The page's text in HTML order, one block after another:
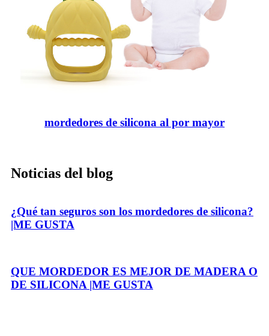
mordedores de silicona al por mayor
Noticias del blog
¿Qué tan seguros son los mordedores de silicona?
|ME GUSTA
QUE MORDEDOR ES MEJOR DE MADERA O
DE SILICONA |ME GUSTA